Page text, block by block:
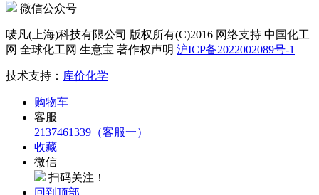
微信公众号
唛凡(上海)科技有限公司 版权所有(C)2016 网络支持 中国化工
网 全球化工网 生意宝 著作权声明 沪ICP备2022002089号-1
技术支持： 库价化学
购物车
客服
2137461339（客服一）
收藏
微信
扫码关注！